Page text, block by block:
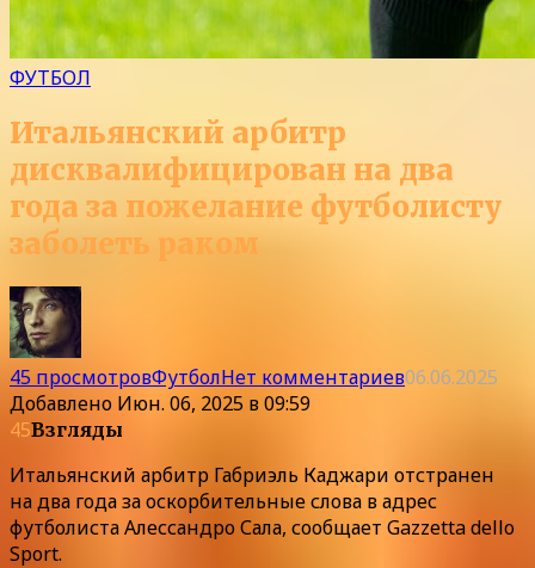
ФУТБОЛ
Итальянский арбитр
дисквалифицирован на два
года за пожелание футболисту
заболеть раком
45 просмотровФутболНет комментариев06.06.2025
Добавлено Июн. 06, 2025 в 09:59
45Взгляды
Итальянский арбитр Габриэль Каджари отстранен
на два года за оскорбительные слова в адрес
футболиста Алессандро Сала, сообщает Gazzetta dello
Sport.